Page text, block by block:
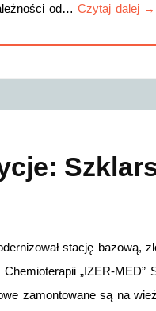
od… Czytaj dalej →
stację bazową,
„IZER-MED”
zamontowane są na